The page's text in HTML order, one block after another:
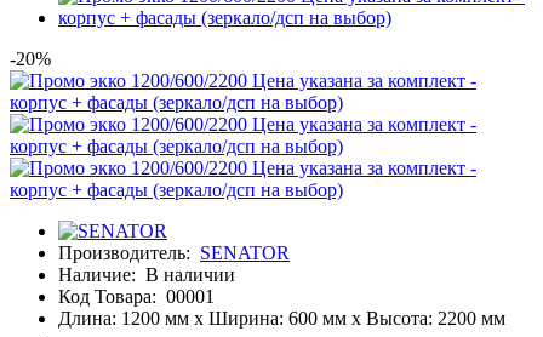
-20%
Производитель: SENATOR
Наличие: В наличии
Код Товара: 00001
Длина: 1200 мм x Ширина: 600 мм x Высота: 2200 мм